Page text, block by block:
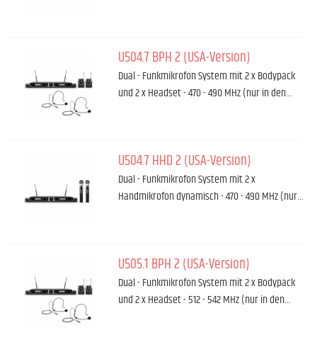
U504.7 BPH 2 (USA-Version)
Dual - Funkmikrofon System mit 2 x Bodypack
und 2 x Headset - 470 - 490 MHz (nur in den…
U504.7 HHD 2 (USA-Version)
Dual - Funkmikrofon System mit 2 x
Handmikrofon dynamisch - 470 - 490 MHz (nur…
U505.1 BPH 2 (USA-Version)
Dual - Funkmikrofon System mit 2 x Bodypack
und 2 x Headset - 512 - 542 MHz (nur in den…